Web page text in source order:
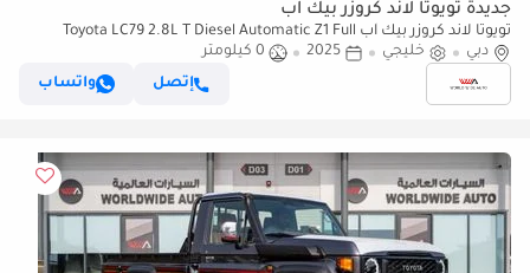
جديدة تويوتا لاند كروزر بيك آب
تويوتا لاند كروزر بيك آب Toyota LC79 2.8L T Diesel Automatic Z1 Full
Option 2025 (للتصدير فقط)
دبي خليجي 2025
0 كيلومتر
إتصل
واتساب